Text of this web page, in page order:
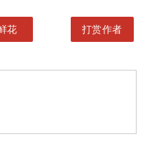
花 打赏作者